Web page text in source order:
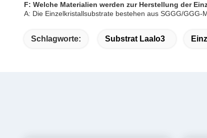
F: Welche Materialien werden zur Herstellung der
A: Die Einzelkristallsubstrate bestehen aus SGGG/GGG-
Schlagworte: Substrat Laalo3